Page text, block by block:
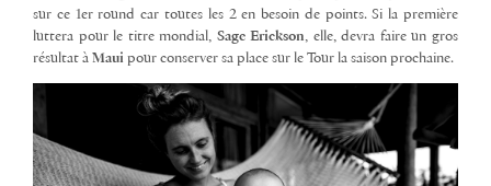
sur ce 1er round car toutes les 2 en besoin de points. Si la première
luttera pour le titre mondial, Sage Erickson, elle, devra faire un gros
résultat à Maui pour conserver sa place sur le Tour la saison prochaine.